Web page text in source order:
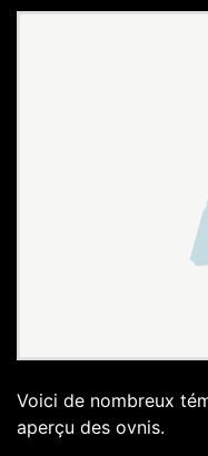
Voici de nombreux
aperçu des ovnis.